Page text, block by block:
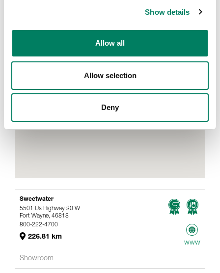
Show details
Allow all
Allow selection
Deny
Sweetwater
5501 Us Highway 30 W
Fort Wayne, 46818
800-222-4700
226.81 km
www
Showroom